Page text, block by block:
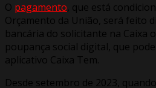
O pagamento , que está
Orçamento da União, será feito
bancária do solicitante na Caixa
poupança social digital, que
aplicativo Caixa Tem.
Desde setembro de 2023,